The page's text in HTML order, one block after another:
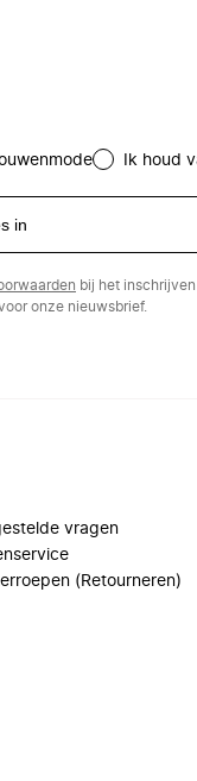
Ik houd
bij het
onze nieuwsbrief.
vragen
(Retourneren)